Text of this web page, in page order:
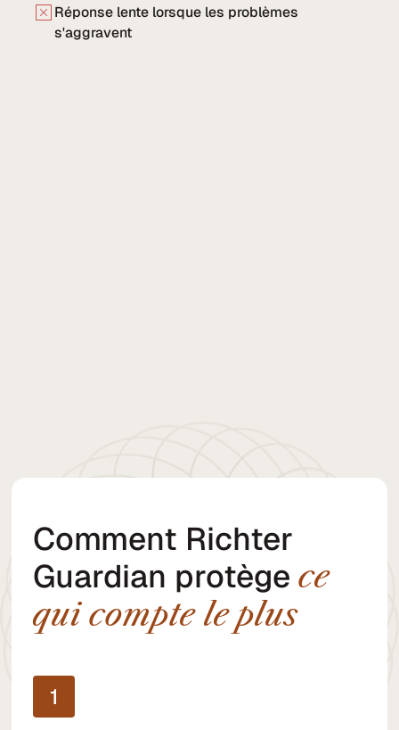
Réponse lente lorsque les problèmes
s'aggravent
Comment Richter
Guardian protègece
qui compte le plus
1